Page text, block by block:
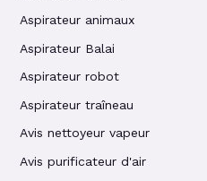
Aspirateur animaux
Aspirateur Balai
Aspirateur robot
Aspirateur traîneau
Avis nettoyeur vapeur
Avis purificateur d'air